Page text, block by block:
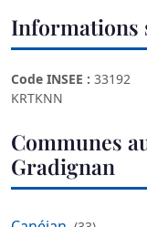
Informations
Code INSEE : 33192
KRTKNN
Communes
Gradignan